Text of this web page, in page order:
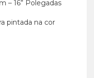
– 16” Polegadas
pintada na cor